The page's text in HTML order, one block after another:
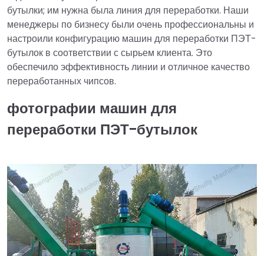
бутылки; им нужна была линия для переработки. Наши
менеджеры по бизнесу были очень профессиональны и
настроили конфигурацию машин для переработки ПЭТ-
бутылок в соответствии с сырьем клиента. Это
обеспечило эффективность линии и отличное качество
переработанных чипсов.
фотографии машин для
переработки ПЭТ-бутылок